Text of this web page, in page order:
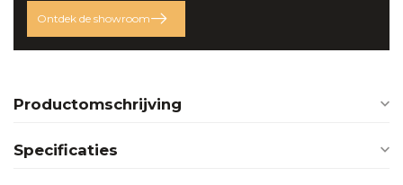
Ontdek de showroom
Productomschrijving
Specificaties